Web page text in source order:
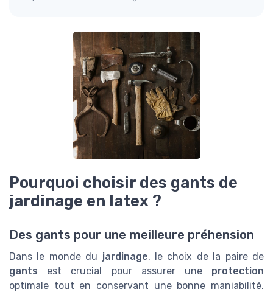
Pourquoi choisir des gants de
jardinage en latex ?
Des gants pour une meilleure préhension
Dans le monde du jardinage, le choix de la paire de
gants est crucial pour assurer une protection
optimale tout en conservant une bonne maniabilité.